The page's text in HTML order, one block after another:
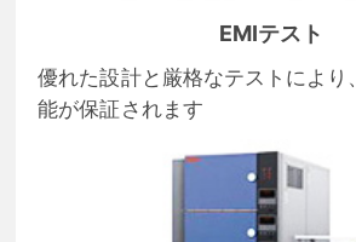
EMIテスト
優れた設計と厳格なテストにより
能が保証されます